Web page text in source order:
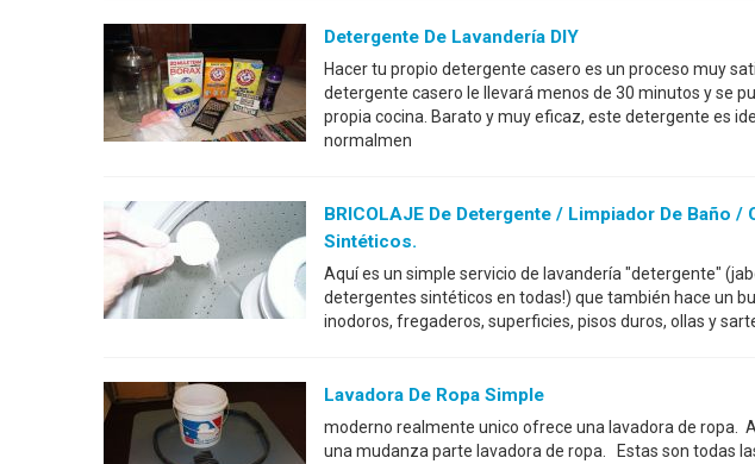
Detergente De Lavandería DIY
Hacer tu propio detergente casero es un proceso muy
detergente casero le llevará menos de 30 minutos y se
propia cocina. Barato y muy eficaz, este detergente es
normalmen
BRICOLAJE De Detergente / Limpiador De Baño /
Sintéticos.
Aquí es un simple servicio de lavandería "detergente"
detergentes sintéticos en todas!) que también hace un
inodoros, fregaderos, superficies, pisos duros, ollas y
Lavadora De Ropa Simple
moderno realmente unico ofrece una lavadora de ropa.
una mudanza parte lavadora de ropa. Estas son todas